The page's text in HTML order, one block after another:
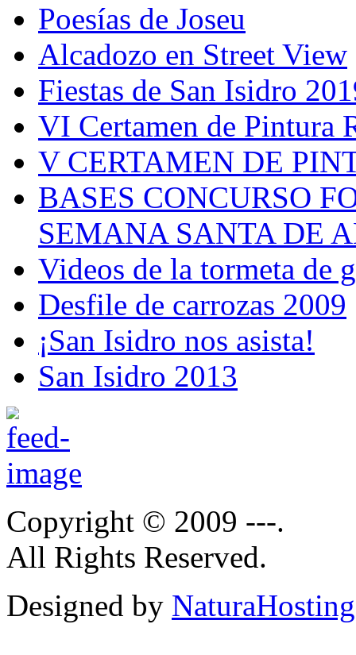
Poesías de Joseu
Alcadozo en Street View
Fiestas de San Isidro
VI Certamen de Pintura
V CERTAMEN DE
BASES CONCURSO
SEMANA SANTA DE
Videos de la tormeta de
Desfile de carrozas 2009
¡San Isidro nos asista!
San Isidro 2013
Copyright © 2009 ---.
All Rights Reserved.
Designed by NaturaHosting